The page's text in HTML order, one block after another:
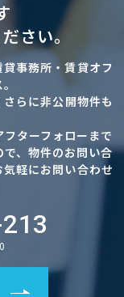
さい。
事務所・賃貸オフ
らに非公開物件も
ターフォローまで
、物件のお問い合
軽にお問い合わせ